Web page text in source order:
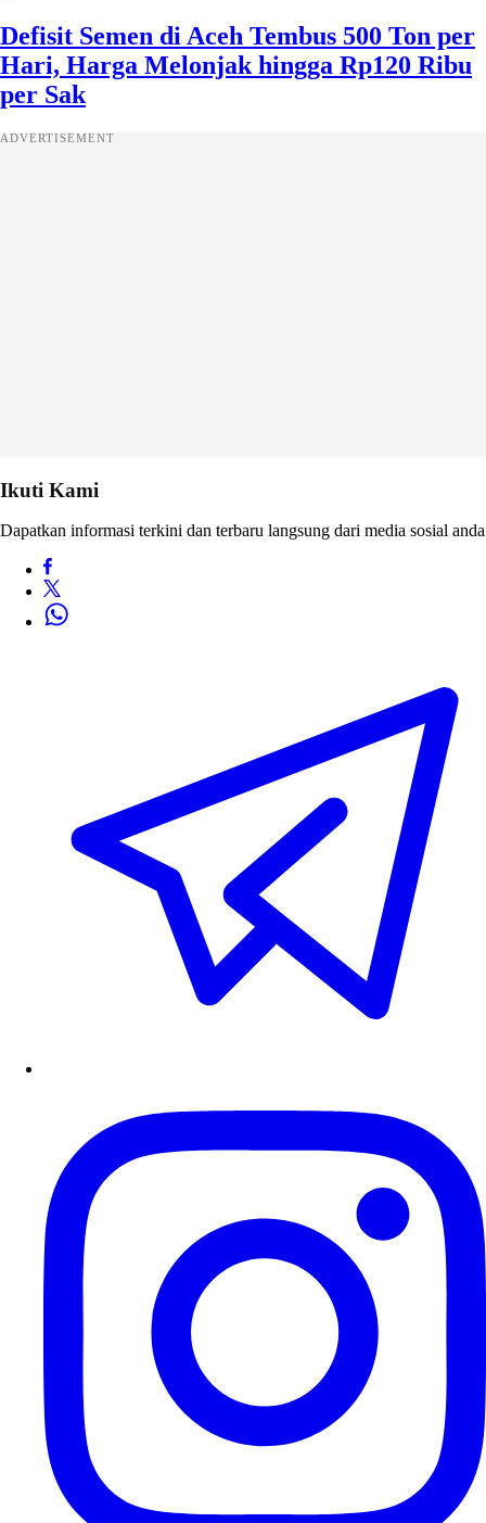
Defisit Semen di Aceh Tembus 500 Ton per
Hari, Harga Melonjak hingga Rp120 Ribu
per Sak
ADVERTISEMENT
Ikuti Kami
Dapatkan informasi terkini dan terbaru langsung dari media sosial anda